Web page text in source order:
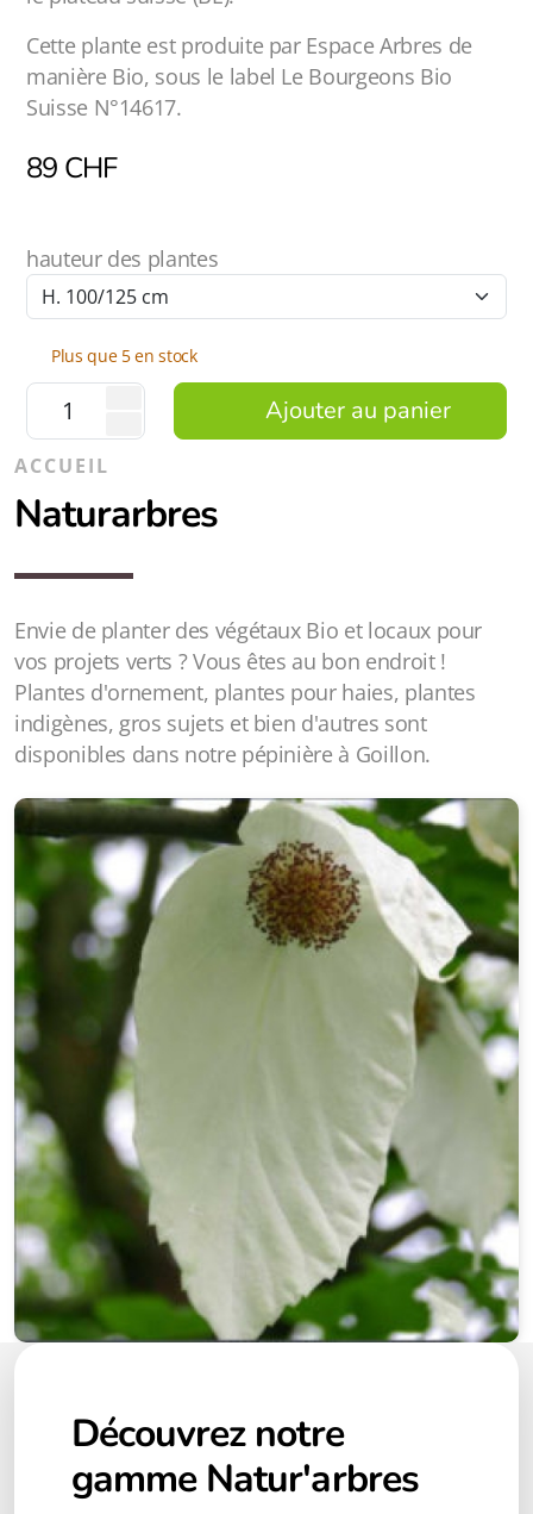
Cette plante est produite par Espace Arbres de
manière Bio, sous le label Le Bourgeons Bio
Suisse N°14617.
89 CHF
hauteur des plantes
Plus que 5 en stock
Ajouter au panier
ACCUEIL
Naturarbres
Envie de planter des végétaux Bio et locaux pour
vos projets verts ? Vous êtes au bon endroit !
Plantes d'ornement, plantes pour haies, plantes
indigènes, gros sujets et bien d'autres sont
disponibles dans notre pépinière à Goillon.
Découvrez notre
gamme Natur'arbres